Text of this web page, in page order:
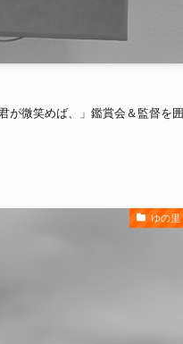
が微笑めば、」鑑賞会＆監督を囲
ゆの里